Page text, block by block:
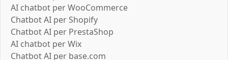
AI chatbot per WooCommerce
Chatbot AI per Shopify
Chatbot AI per PrestaShop
AI chatbot per Wix
Chatbot AI per base.com